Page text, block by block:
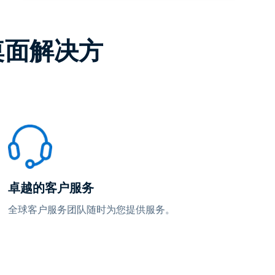
解决方
卓越的客户服务
全球客户服务团队随时为您提供服务。